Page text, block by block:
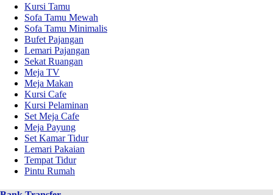
Kursi Tamu
Sofa Tamu Mewah
Sofa Tamu Minimalis
Bufet Pajangan
Lemari Pajangan
Sekat Ruangan
Meja TV
Meja Makan
Kursi Cafe
Kursi Pelaminan
Set Meja Cafe
Meja Payung
Set Kamar Tidur
Lemari Pakaian
Tempat Tidur
Pintu Rumah